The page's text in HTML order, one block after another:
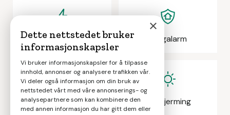
Elektrikeroppdrag Boligalarm
Eiendomsmegling Solskjerming
×
Dette nettstedet bruker
informasjonskapsler
Vi bruker informasjonskapsler for å tilpasse
innhold, annonser og analysere trafikken vår.
Vi deler også informasjon om din bruk av
nettstedet vårt med våre annonserings- og
analysepartnere som kan kombinere den
med annen informasjon du har gitt dem eller